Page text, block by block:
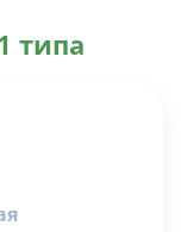
типа